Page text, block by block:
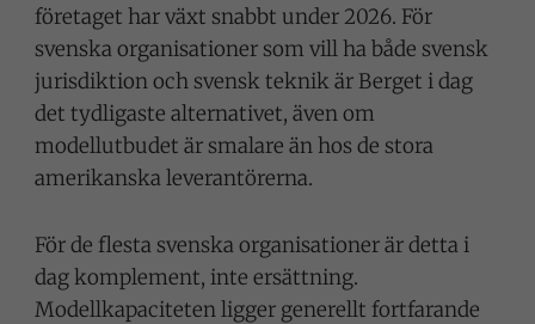
företaget har växt snabbt under 2026. För
svenska organisationer som vill ha både svensk
jurisdiktion och svensk teknik är Berget i dag
det tydligaste alternativet, även om
modellutbudet är smalare än hos de stora
amerikanska leverantörerna.
För de flesta svenska organisationer är detta i
dag komplement, inte ersättning.
Modellkapaciteten ligger generellt fortfarande